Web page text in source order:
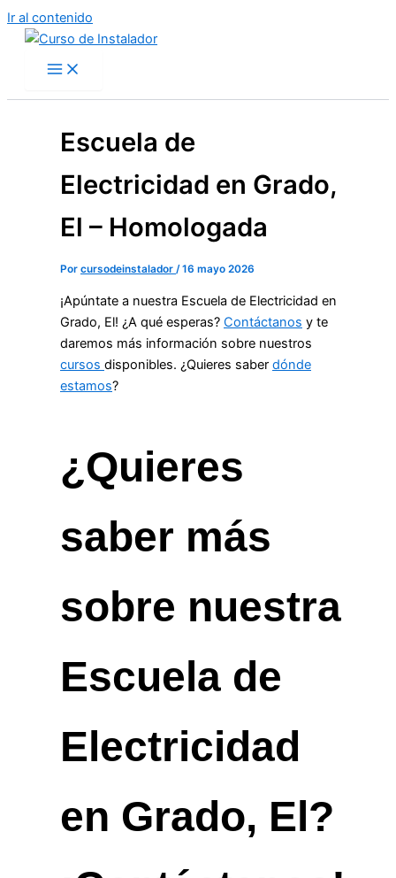
Ir al contenido
Escuela de
Electricidad en Grado,
El – Homologada
Por cursodeinstalador /16 mayo 2026
¡Apúntate a nuestra Escuela de Electricidad en
Grado, El! ¿A qué esperas? Contáctanos y te
daremos más información sobre nuestros
cursos disponibles. ¿Quieres saber dónde
estamos?
¿Quieres
saber más
sobre nuestra
Escuela de
Electricidad
en Grado, El?